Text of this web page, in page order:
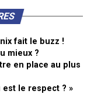
fait le buzz !
mieux ?
en place au plus
le respect ? »